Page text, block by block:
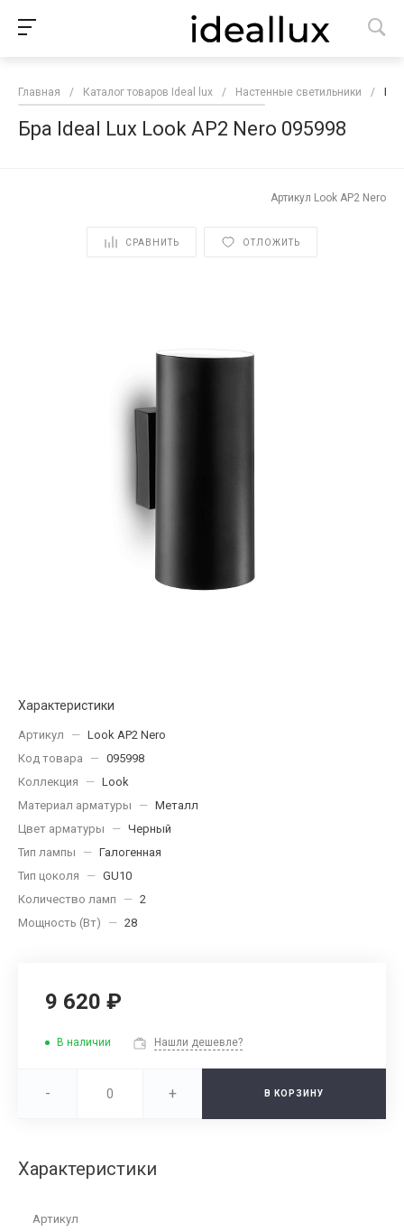
Главная / Каталог товаров Ideal lux / Настенные светильники /
Бра Ideal Lux Look AP2 Nero 095998
Артикул Look AP2 Nero
СРАВНИТЬ ОТЛОЖИТЬ
Характеристики
Артикул — Look AP2 Nero
Код товара
— 095998
Коллекция
— Look
Материал арматуры
— Металл
Цвет арматуры
— Черный
Тип лампы
— Галогенная
Тип цоколя
— GU10
Количество ламп
— 2
Мощность (Вт)
— 28
9 620 ₽
В наличии Нашли дешевле?
- + В КОРЗИНУ
Характеристики
Артикул